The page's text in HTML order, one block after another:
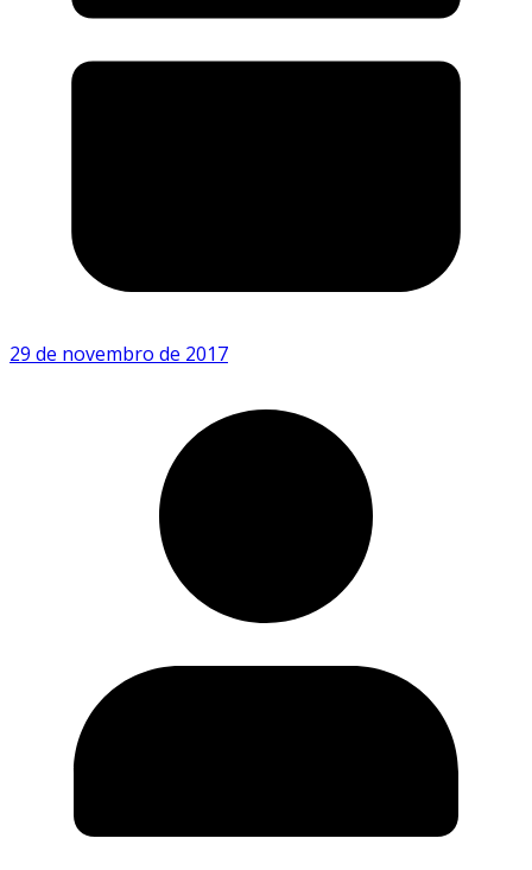
29 de novembro de 2017